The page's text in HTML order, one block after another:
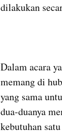
dilakukan
Dalam acara
memang di
yang sama
dua-duanya
kebutuhan